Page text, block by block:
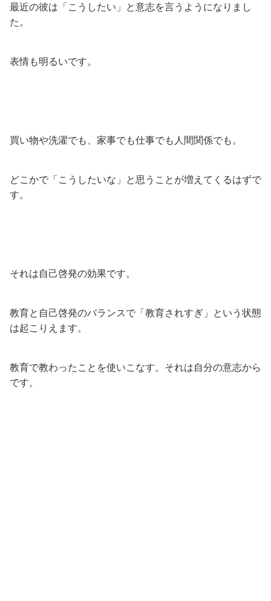
最近の彼は「こうしたい」と意志を言うようになりまし
た。
表情も明るいです。
買い物や洗濯でも、家事でも仕事でも人間関係でも。
どこかで「こうしたいな」と思うことが増えてくるはずで
す。
それは自己啓発の効果です。
教育と自己啓発のバランスで「教育されすぎ」という状態
は起こりえます。
教育で教わったことを使いこなす。それは自分の意志から
です。